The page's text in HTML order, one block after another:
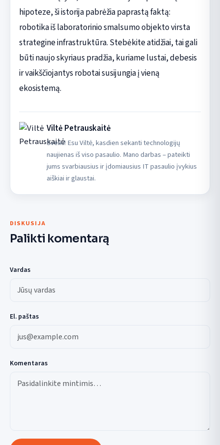
hipoteze, ši istorija pabrėžia paprastą faktą:
robotika iš laboratorinio smalsumo objekto virsta
strategine infrastruktūra. Stebėkite atidžiai, tai gali
būti naujo skyriaus pradžia, kuriame lustai, debesis
ir vaikščiojantys robotai susijungia į vieną
ekosistemą.
Viltė Petrauskaitė
Sveiki! Esu Viltė, kasdien sekanti technologijų
naujienas iš viso pasaulio. Mano darbas – pateikti
jums svarbiausius ir įdomiausius IT pasaulio įvykius
aiškiai ir glaustai.
DISKUSIJA
Palikti komentarą
Vardas
El. paštas
Komentaras